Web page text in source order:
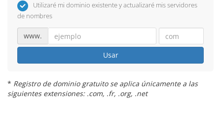
Utilizaré mi dominio existente y actualizaré mis servidores
de nombres
www.
Usar
* Registro de dominio gratuito se aplica únicamente a las
siguientes extensiones: .com, .fr, .org, .net